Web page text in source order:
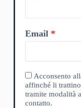
Email
Acconsento
affinché li
tramite modalità
contatto.